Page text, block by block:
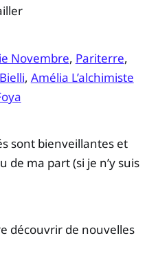
Novembre, Pariterre,
, Amélia L’alchimiste
sont bienveillantes et
de ma part (si je n’y suis
découvrir de nouvelles